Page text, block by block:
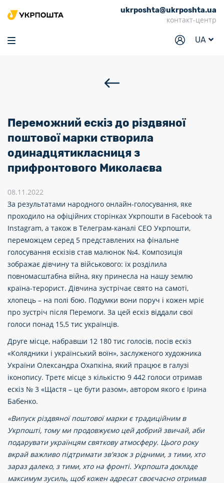
ukrposhta@ukrposhta.ua
контакт-центр
UA
Головна
Маркет
Відділення
Філателія
Кар’єра
Для бізнесу
Переможний ескіз до різдвяної
поштової марки створила
одинадцятикласниця з
прифронтового Миколаєва
08.11.2022
За результатами народного онлайн-голосування, яке
проходило на офіційних сторінках Укрпошти в Facebook та
Instagram, а також в Телеграм-каналі СЕО Укрпошти,
переможцем серед 5 представлених на фінальне
голосування ескізів став малюнок №4. Композиція
зображає дівчину та військового: їх розділила
повномасштабна війна, яку принесла на нашу землю
країна-терорист. Дівчина зустрічає свято на самоті,
хлопець – на полі бою. Подумки вони поруч і кожен мріє
про зустріч після Перемоги. За цей ескіз віддали свої
голоси понад 15,5 тис українців.
Друге місце, набравши 12 180 тис голосів, посів ескіз
«Колядники і український воїн», заслуженого художника
України Олександра Охапкіна, який працює в галузі
іконопису. Третє місце з кількістю 9 442 голоси отримав
ескіз № 3 «Щастя – це бути разом», автором якого є Ірина
Бабенко.
«Випуск різдвяної поштової марки є традиційним в
Укрпошті, тому ми продовжуємо цей добрий звичай, аби
подарувати українцям святкову атмосферу. Цього року
вкрай важливо підтримати зв'язок з рідними, з тими, хто
зараз далеко, з тими, хто на фронті. Укрпошта докладе
максимум зусиль, щоб кожен адресат своєчасно отримав